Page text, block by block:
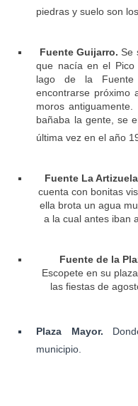
piedras y suelo son
Fuente Guijarro. Se
que nacía en el
lago de la
encontrarse próximo
moros
bañaba la gente, se
última vez en el año
Fuente La
cuenta con bonitas
ella brota un agua
a la cual antes iban
Fuente de la
Escopete en su
las fiestas de
Plaza Mayor.
municipio.